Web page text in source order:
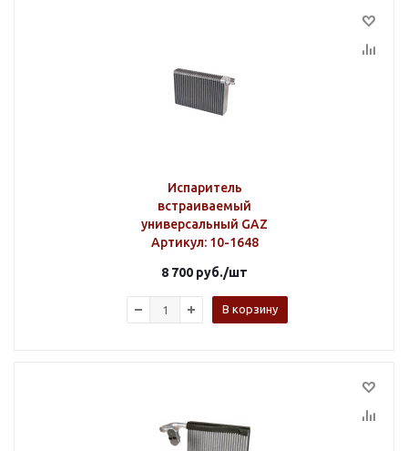
Испаритель
встраиваемый
универсальный GAZ
Артикул: 10-1648
8 700 руб./шт
В корзину